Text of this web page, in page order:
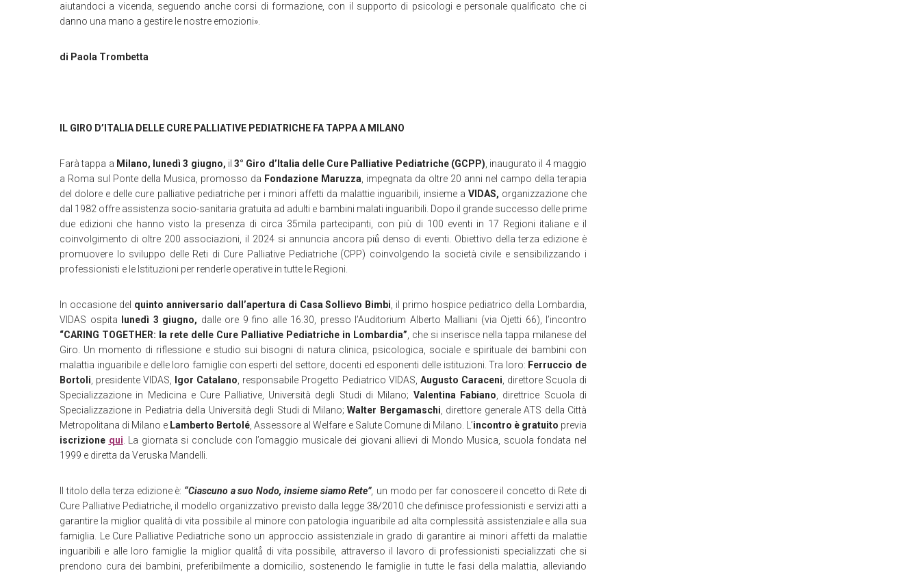
aiutandoci a vicenda, seguendo anche corsi di formazione, con il supporto di psicologi e personale qualificato che ci
danno una mano a gestire le nostre emozioni».
di Paola Trombetta
IL GIRO D’ITALIA DELLE CURE PALLIATIVE PEDIATRICHE FA TAPPA A MILANO
Farà tappa a Milano, lunedì 3 giugno, il3° Giro d’Italia delle Cure Palliative Pediatriche (GCPP) , inaugurato il 4 maggio
a Roma sul Ponte della Musica, promosso da Fondazione Maruzza , impegnata da oltre 20 anni nel campo della terapia
del dolore e delle cure palliative pediatriche per i minori affetti da malattie inguaribili, insieme a VIDAS, organizzazione che
dal 1982 offre assistenza socio-sanitaria gratuita ad adulti e bambini malati inguaribili. Dopo il grande successo delle prime
due edizioni che hanno visto la presenza di circa 35mila partecipanti, con più di 100 eventi in 17 Regioni italiane e il
coinvolgimento di oltre 200 associazioni, il 2024 si annuncia ancora più̀ denso di eventi. Obiettivo della terza edizione è
promuovere lo sviluppo delle Reti di Cure Palliative Pediatriche (CPP) coinvolgendo la società civile e sensibilizzando i
professionisti e le Istituzioni per renderle operative in tutte le Regioni.
In occasione del quinto anniversario dall’apertura di Casa Sollievo Bimbi , il primo hospice pediatrico della Lombardia,
VIDAS ospita
lunedì 3 giugno, dalle ore 9 fino alle 16.30, presso l’Auditorium Alberto Malliani (via Ojetti 66), l’incontro
“CARING TOGETHER: la rete delle Cure Palliative Pediatriche in Lombardia” che si inserisce nella tappa milanese del
Giro. Un momento di riflessione e studio sui bisogni di natura clinica, psicologica, sociale e spirituale dei bambini con
malattia inguaribile e delle loro famiglie con esperti del settore, docenti ed esponenti delle istituzioni. Tra loro: Ferruccio de
Bortoli , presidente VIDAS, Igor Catalano , responsabile Progetto Pediatrico VIDAS, Augusto Caraceni , direttore Scuola di
Specializzazione in Medicina e Cure Palliative, Università degli Studi di Milano; Valentina Fabiano , direttrice Scuola di
Specializzazione in Pediatria della Università degli Studi di Milano;Walter Bergamaschi , direttore generale ATS della Città
Metropolitana di Milano e Lamberto Bertolé , Assessore al Welfare e Salute Comune di Milano. L’incontro è gratuito previa
iscrizione qui . La giornata si conclude con l’omaggio musicale dei giovani allievi di Mondo Musica, scuola fondata nel
1999 e diretta da Veruska Mandelli.
Il titolo della terza edizione è: “Ciascuno a suo Nodo, insieme siamo Rete” un modo per far conoscere il concetto di Rete di
Cure Palliative Pediatriche, il modello organizzativo previsto dalla legge 38/2010 che definisce professionisti e servizi atti a
garantire la miglior qualità di vita possibile al minore con patologia inguaribile ad alta complessità assistenziale e alla sua
famiglia. Le Cure Palliative Pediatriche sono un approccio assistenziale in grado di garantire ai minori affetti da malattie
inguaribili e alle loro famiglie la miglior qualità̀ di vita possibile, attraverso il lavoro di professionisti specializzati che si
prendono cura dei bambini, preferibilmente a domicilio, sostenendo le famiglie in tutte le fasi della malattia, alleviando